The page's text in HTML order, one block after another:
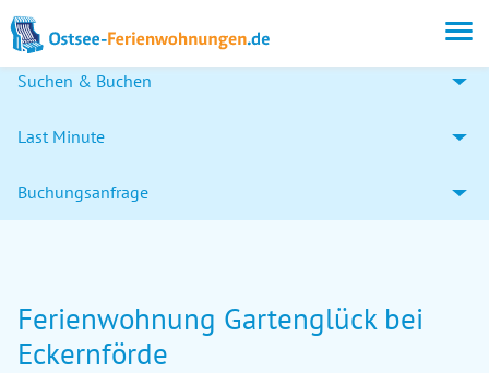
Suchen & Buchen
Last Minute
Buchungsanfrage
Ferienwohnung Gartenglück bei
Eckernförde